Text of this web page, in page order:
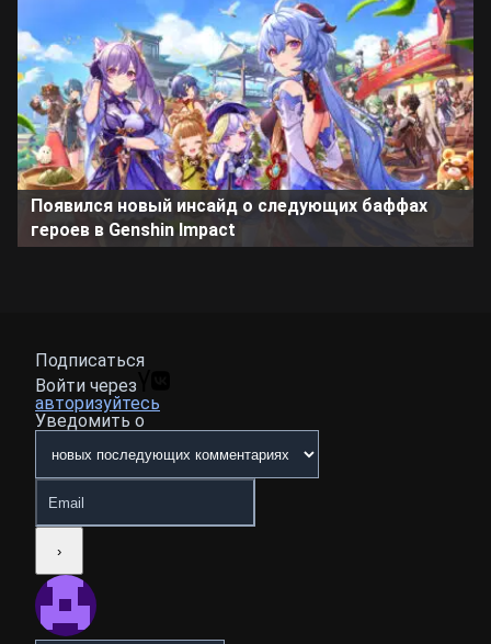
Появился новый инсайд о следующих баффах
героев в Genshin Impact
Подписаться
Войти через
авторизуйтесь
Уведомить о